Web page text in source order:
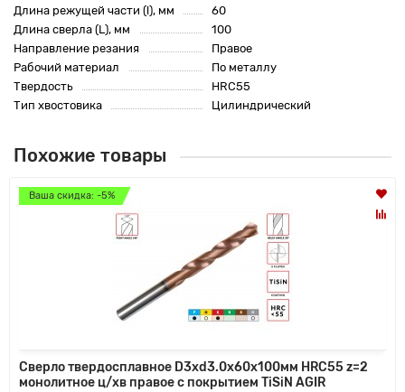
Длина режущей части (l), мм
60
Длина сверла (L), мм
100
Направление резания
Правое
Рабочий материал
По металлу
Твердость
HRC55
Тип хвостовика
Цилиндрический
Похожие товары
Ваша скидка: -5%
Сверло твердосплавное D3xd3.0х60х100мм HRC55 z=2
монолитное ц/хв правое с покрытием TiSiN AGIR